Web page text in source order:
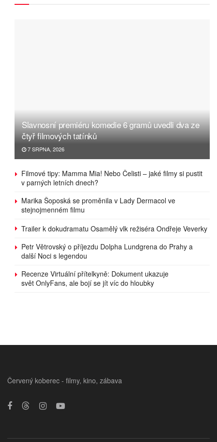
Slavnosní premiéru komedie 6 gramů uvedli dva ze
čtyř filmových tatínků
7 SRPNA, 2026
Filmové tipy: Mamma Mia! Nebo Čelisti – jaké filmy si pustit
v parných letních dnech?
Marika Šoposká se proměnila v Lady Dermacol ve
stejnojmenném filmu
Trailer k dokudramatu Osamělý vlk režiséra Ondřeje Veverky
Petr Větrovský o příjezdu Dolpha Lundgrena do Prahy a
další Noci s legendou
Recenze Virtuální přítelkyně: Dokument ukazuje
svět OnlyFans, ale bojí se jít víc do hloubky
Červený koberec - filmy, kino, zábava